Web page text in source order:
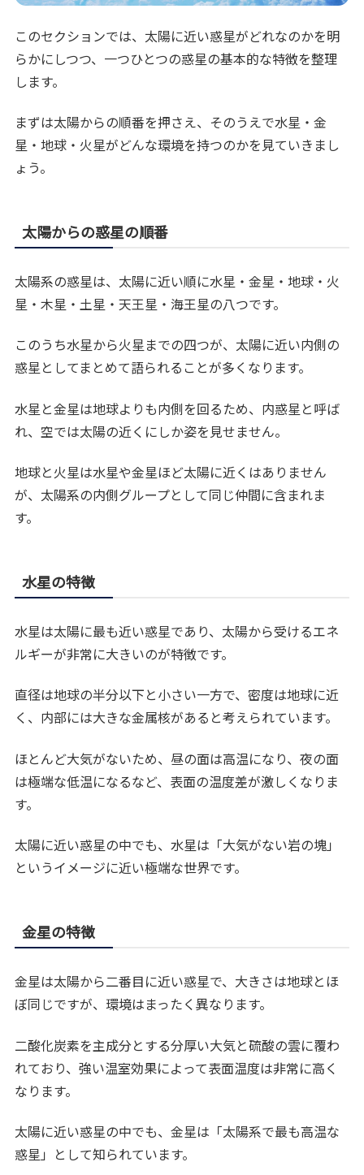
このセクションでは、太陽に近い惑星がどれなのかを明
らかにしつつ、一つひとつの惑星の基本的な特徴を整理
します。
まずは太陽からの順番を押さえ、そのうえで水星・金
星・地球・火星がどんな環境を持つのかを見ていきまし
ょう。
太陽からの惑星の順番
太陽系の惑星は、太陽に近い順に水星・金星・地球・火
星・木星・土星・天王星・海王星の八つです。
このうち水星から火星までの四つが、太陽に近い内側の
惑星としてまとめて語られることが多くなります。
水星と金星は地球よりも内側を回るため、内惑星と呼ば
れ、空では太陽の近くにしか姿を見せません。
地球と火星は水星や金星ほど太陽に近くはありません
が、太陽系の内側グループとして同じ仲間に含まれま
す。
水星の特徴
水星は太陽に最も近い惑星であり、太陽から受けるエネ
ルギーが非常に大きいのが特徴です。
直径は地球の半分以下と小さい一方で、密度は地球に近
く、内部には大きな金属核があると考えられています。
ほとんど大気がないため、昼の面は高温になり、夜の面
は極端な低温になるなど、表面の温度差が激しくなりま
す。
太陽に近い惑星の中でも、水星は「大気がない岩の塊」
というイメージに近い極端な世界です。
金星の特徴
金星は太陽から二番目に近い惑星で、大きさは地球とほ
ぼ同じですが、環境はまったく異なります。
二酸化炭素を主成分とする分厚い大気と硫酸の雲に覆わ
れており、強い温室効果によって表面温度は非常に高く
なります。
太陽に近い惑星の中でも、金星は「太陽系で最も高温な
惑星」として知られています。